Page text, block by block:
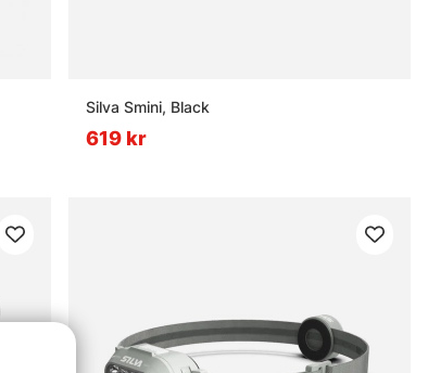
Silva Smini, Black
619 kr